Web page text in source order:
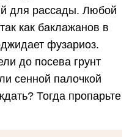
для рассады. Любой
как баклажанов в
фузариоз.
до посева грунт
сенной палочкой
Тогда пропарьте